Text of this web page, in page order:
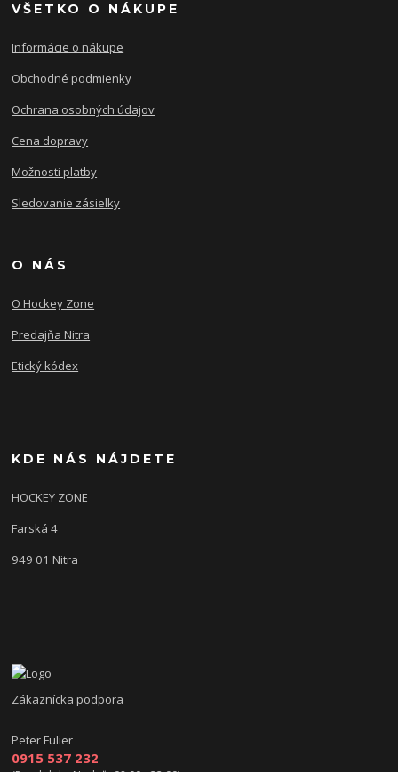
VŠETKO O NÁKUPE
Informácie o nákupe
Obchodné podmienky
Ochrana osobných údajov
Cena dopravy
Možnosti platby
Sledovanie zásielky
O NÁS
O Hockey Zone
Predajňa Nitra
Etický kódex
KDE NÁS NÁJDETE
HOCKEY ZONE
Farská 4
949 01 Nitra
Zákaznícka podpora
Peter Fulier
0915 537 232